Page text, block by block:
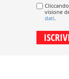
visione
dati.